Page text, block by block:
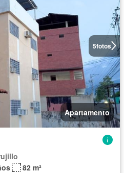
5fotos
Apartamento
82 m²